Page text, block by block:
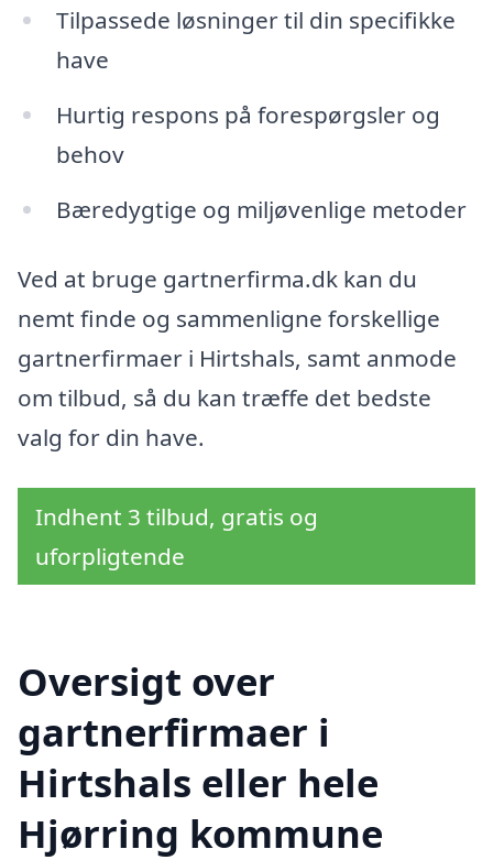
Tilpassede løsninger til din specifikke
have
Hurtig respons på forespørgsler og
behov
Bæredygtige og miljøvenlige metoder
Ved at bruge gartnerfirma.dk kan du
nemt finde og sammenligne forskellige
gartnerfirmaer i Hirtshals, samt anmode
om tilbud, så du kan træffe det bedste
valg for din have.
Indhent 3 tilbud, gratis og
uforpligtende
Oversigt over
gartnerfirmaer i
Hirtshals eller hele
Hjørring kommune